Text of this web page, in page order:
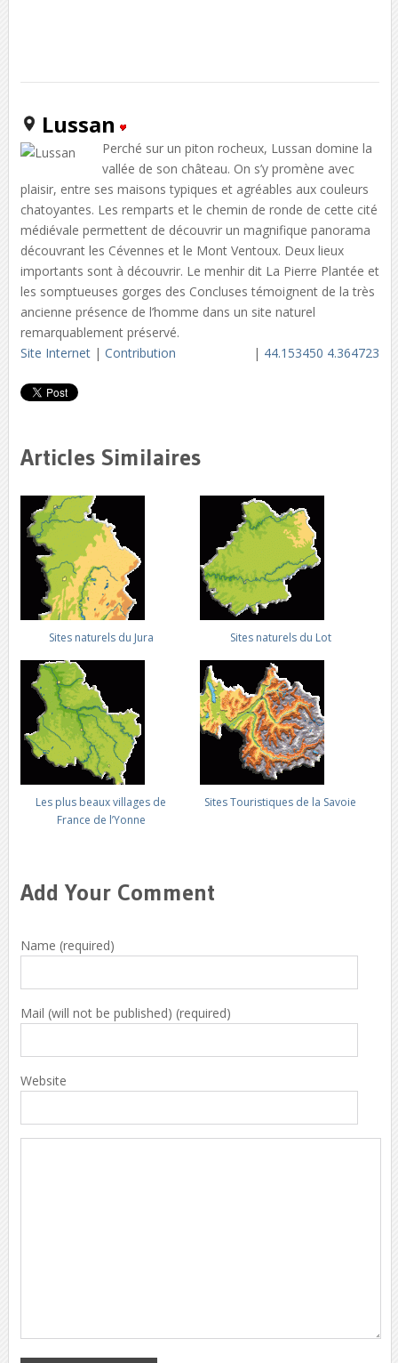
Lussan
Perché sur un piton rocheux, Lussan domine la
vallée de son château. On s’y promène avec
plaisir, entre ses maisons typiques et agréables aux couleurs
chatoyantes. Les remparts et le chemin de ronde de cette cité
médiévale permettent de découvrir un magnifique panorama
découvrant les Cévennes et le Mont Ventoux. Deux lieux
importants sont à découvrir. Le menhir dit La Pierre Plantée et
les somptueuses gorges des Concluses témoignent de la très
ancienne présence de l’homme dans un site naturel
remarquablement préservé.
Site Internet| Contribution | 44.153450 4.364723
Articles Similaires
Sites naturels du Jura Sites naturels du Lot
Les plus beaux villages de
France de l’Yonne
Sites Touristiques de la Savoie
Add Your Comment
Name (required)
Mail (will not be published) (required)
Website